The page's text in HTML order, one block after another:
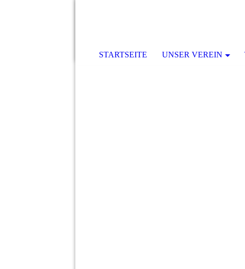
STARTSEITE UNSER VEREIN